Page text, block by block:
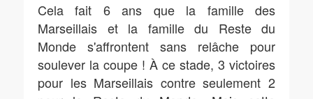
Cela fait 6 ans que la famille des
Marseillais et la famille du Reste du
Monde s'affrontent sans relâche pour
soulever la coupe ! À ce stade, 3 victoires
pour les Marseillais contre seulement 2